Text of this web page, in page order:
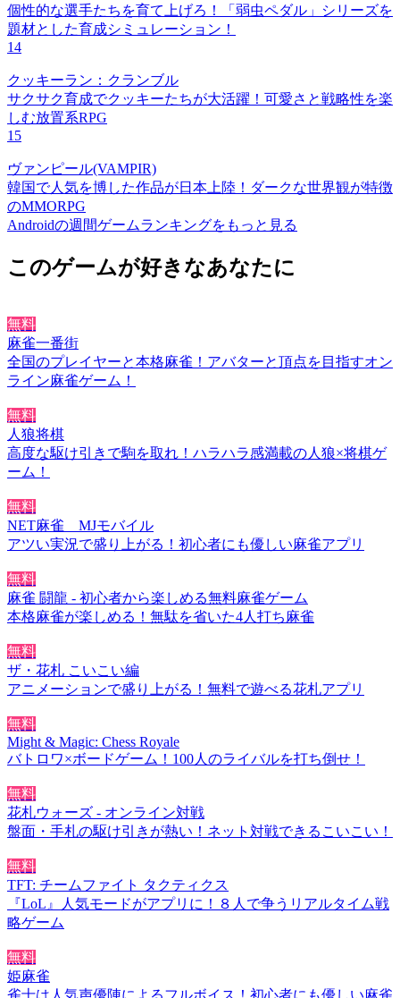
個性的な選手たちを育て上げろ！「弱虫ペダル」シリーズを
題材とした育成シミュレーション！
14
クッキーラン：クランブル
サクサク育成でクッキーたちが大活躍！可愛さと戦略性を楽
しむ放置系RPG
15
ヴァンピール(VAMPIR)
韓国で人気を博した作品が日本上陸！ダークな世界観が特徴
のMMORPG
Androidの週間ゲームランキングをもっと見る
このゲームが好きなあなたに
無料
麻雀一番街
全国のプレイヤーと本格麻雀！アバターと頂点を目指すオン
ライン麻雀ゲーム！
無料
人狼将棋
高度な駆け引きで駒を取れ！ハラハラ感満載の人狼×将棋ゲ
ーム！
無料
NET麻雀 MJモバイル
アツい実況で盛り上がる！初心者にも優しい麻雀アプリ
無料
麻雀 闘龍 - 初心者から楽しめる無料麻雀ゲーム
本格麻雀が楽しめる！無駄を省いた4人打ち麻雀
無料
ザ・花札 こいこい編
アニメーションで盛り上がる！無料で遊べる花札アプリ
無料
Might & Magic: Chess Royale
バトロワ×ボードゲーム！100人のライバルを打ち倒せ！
無料
花札ウォーズ - オンライン対戦
盤面・手札の駆け引きが熱い！ネット対戦できるこいこい！
無料
TFT: チームファイト タクティクス
『LoL』人気モードがアプリに！８人で争うリアルタイム戦
略ゲーム
無料
姫麻雀
雀士は人気声優陣によるフルボイス！初心者にも優しい麻雀